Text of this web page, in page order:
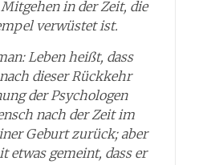
Mitgehen in der Zeit, die
verwüstet ist.
Leben heißt, dass
dieser Rückkehr
der Psychologen
nach der Zeit im
Geburt zurück; aber
etwas gemeint, dass er